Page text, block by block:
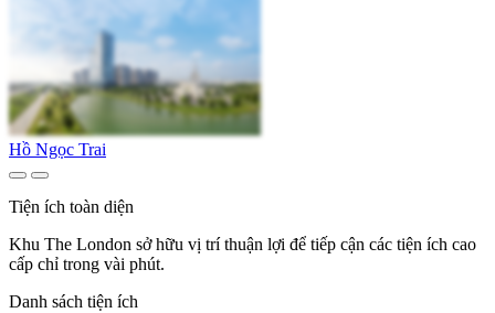
Hồ Ngọc Trai
Tiện ích toàn diện
Khu The London sở hữu vị trí thuận lợi để tiếp cận các tiện ích cao
cấp chỉ trong vài phút.
Danh sách tiện ích